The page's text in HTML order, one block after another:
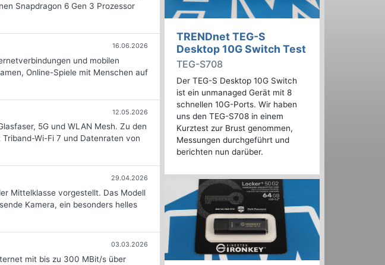
Snapdragon 6 Gen 3 Prozessor
16.06.2026
und mobilen
Online-Spiele mit Menschen auf
12.05.2026
5G und WLAN Mesh. Zu den
Wi-Fi 7 und Datenraten von
29.04.2026
Mittelklasse vorgestellt. Das Modell
Kamera, ein besonders helles
03.03.2026
mit bis zu 300 MBit/s über
TRENDnet TEG-S
Desktop 10G Switch Test
TEG-S708
Der TEG-S Desktop 10G Switch
ist ein unmanaged Gerät mit 8
schnellen 10G-Ports. Wir haben
uns den TEG-S708 in einem
Kurztest zur Brust genommen,
Messungen durchgeführt und
berichten nun darüber.